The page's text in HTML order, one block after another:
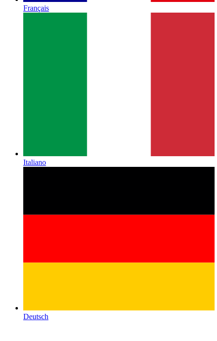
Français
Italiano
Deutsch